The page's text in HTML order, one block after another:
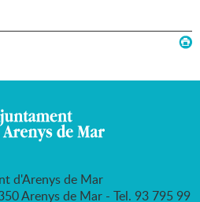
d'Arenys de Mar
Arenys de Mar - Tel. 93 795 99